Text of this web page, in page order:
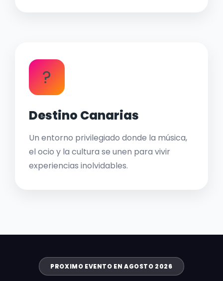
?
Destino Canarias
Un entorno privilegiado donde la música,
el ocio y la cultura se unen para vivir
experiencias inolvidables.
PROXIMO EVENTO EN AGOSTO 2026